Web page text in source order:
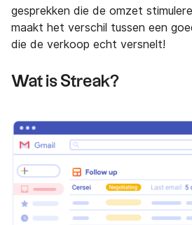
gesprekken die de omzet
maakt het verschil tussen een
die de verkoop echt versnelt!
Wat is Streak?